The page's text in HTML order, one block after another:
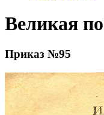
Великая
Приказ №95